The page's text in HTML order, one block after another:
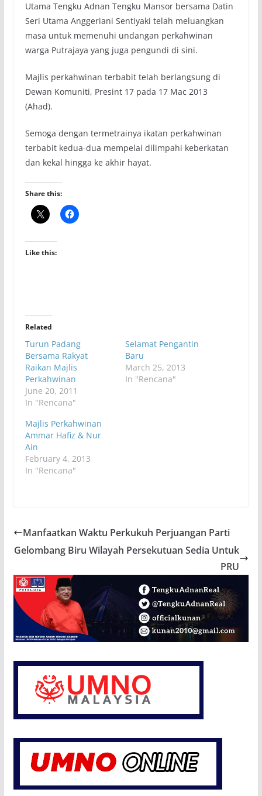
Utama Tengku Adnan Tengku Mansor bersama Datin
Seri Utama Anggeriani Sentiyaki telah meluangkan
masa untuk memenuhi undangan perkahwinan
warga Putrajaya yang juga pengundi di sini.
Majlis perkahwinan terbabit telah berlangsung di
Dewan Komuniti, Presint 17 pada 17 Mac 2013
(Ahad).
Semoga dengan termetrainya ikatan perkahwinan
terbabit kedua-dua mempelai dilimpahi keberkatan
dan kekal hingga ke akhir hayat.
Share this:
Like this:
Related
Turun Padang
Bersama Rakyat
Raikan Majlis
Perkahwinan
June 20, 2011
In "Rencana"
Selamat Pengantin
Baru
March 25, 2013
In "Rencana"
Majlis Perkahwinan
Ammar Hafiz & Nur
Ain
February 4, 2013
In "Rencana"
Manfaatkan Waktu Perkukuh Perjuangan Parti
Gelombang Biru Wilayah Persekutuan Sedia Untuk
PRU